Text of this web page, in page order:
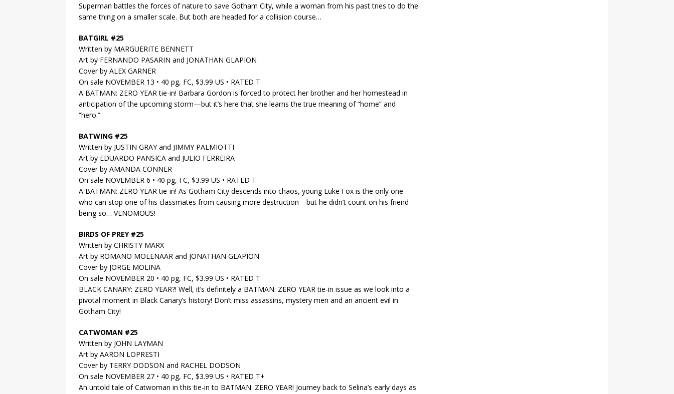
Superman battles the forces of nature to save Gotham City, while a woman from his past tries to do the
same thing on a smaller scale. But both are headed for a collision course…
BATGIRL #25
Written by MARGUERITE BENNETT
Art by FERNANDO PASARIN and JONATHAN GLAPION
Cover by ALEX GARNER
On sale NOVEMBER 13 • 40 pg, FC, $3.99 US • RATED T
A BATMAN: ZERO YEAR tie-in! Barbara Gordon is forced to protect her brother and her homestead in
anticipation of the upcoming storm—but it’s here that she learns the true meaning of “home” and
“hero.”
BATWING #25
Written by JUSTIN GRAY and JIMMY PALMIOTTI
Art by EDUARDO PANSICA and JULIO FERREIRA
Cover by AMANDA CONNER
On sale NOVEMBER 6 • 40 pg, FC, $3.99 US • RATED T
A BATMAN: ZERO YEAR tie-in! As Gotham City descends into chaos, young Luke Fox is the only one
who can stop one of his classmates from causing more destruction—but he didn’t count on his friend
being so… VENOMOUS!
BIRDS OF PREY #25
Written by CHRISTY MARX
Art by ROMANO MOLENAAR and JONATHAN GLAPION
Cover by JORGE MOLINA
On sale NOVEMBER 20 • 40 pg, FC, $3.99 US • RATED T
BLACK CANARY: ZERO YEAR?! Well, it’s definitely a BATMAN: ZERO YEAR tie-in issue as we look into a
pivotal moment in Black Canary’s history! Don’t miss assassins, mystery men and an ancient evil in
Gotham City!
CATWOMAN #25
Written by JOHN LAYMAN
Art by AARON LOPRESTI
Cover by TERRY DODSON and RACHEL DODSON
On sale NOVEMBER 27 • 40 pg, FC, $3.99 US • RATED T+
An untold tale of Catwoman in this tie-in to BATMAN: ZERO YEAR! Journey back to Selina’s early days as